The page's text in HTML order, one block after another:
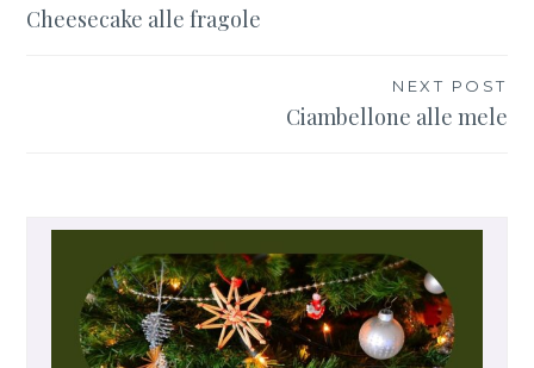
Navigazione
Cheesecake alle fragole
NEXT POST
Ciambellone alle mele